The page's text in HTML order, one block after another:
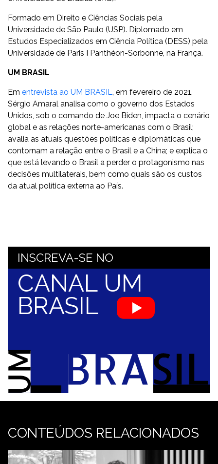
Formado em Direito e Ciências Sociais pela
Universidade de São Paulo (USP). Diplomado em
Estudos Especializados em Ciência Política (DESS) pela
Universidade de Paris I Panthéon-Sorbonne, na França.
UM BRASIL
Em entrevista ao UM BRASIL, em fevereiro de 2021,
Sérgio Amaral analisa como o governo dos Estados
Unidos, sob o comando de Joe Biden, impacta o cenário
global e as relações norte-americanas com o Brasil;
avalia as atuais questões políticas e diplomáticas que
contornam a relação entre o Brasil e a China; e explica o
que está levando o Brasil a perder o protagonismo nas
decisões multilaterais, bem como quais são os custos
da atual política externa ao País.
INSCREVA-SE NO
CANAL UM
BRASIL
CONTEÚDOS RELACIONADOS